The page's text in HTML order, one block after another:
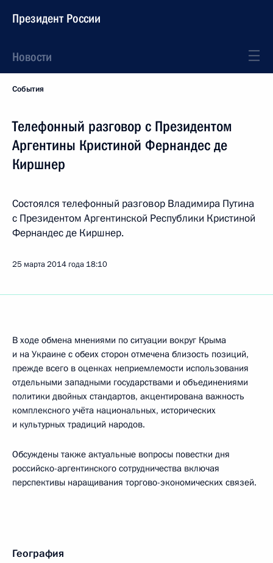
Президент России
Новости
События
Телефонный разговор с Президентом
Аргентины Кристиной Фернандес де
Киршнер
Состоялся телефонный разговор Владимира Путина
с Президентом Аргентинской Республики Кристиной
Фернандес де Киршнер.
25 марта 2014 года 18:10
В ходе обмена мнениями по ситуации вокруг Крыма
и на Украине с обеих сторон отмечена близость позиций,
прежде всего в оценках неприемлемости использования
отдельными западными государствами и объединениями
политики двойных стандартов, акцентирована важность
комплексного учёта национальных, исторических
и культурных традиций народов.
Обсуждены также актуальные вопросы повестки дня
российско-аргентинского сотрудничества включая
перспективы наращивания торгово-экономических связей.
География